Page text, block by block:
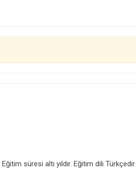
süresi altı yıldır. Eğitim dili Türkçedir.